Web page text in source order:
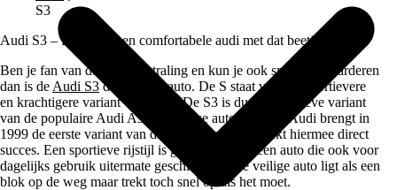
S3
Audi S3 – Rijden in een comfortabele audi met dat beetje meer
Ben je fan van de
uitstraling en kun je ook snelheid waarderen
dan is de Audi S3de perfecte auto. De S staat voor de sportievere
en krachtigere variant van Audi. De S3 is dus de sportieve variant
van de populaire Audi A3. De Duitse autofabrikant Audi brengt in
1999 de eerste variant van de S3 op markt en boekt hiermee direct
succes. Een sportieve rijstijl is geïntegreerd in een auto die ook voor
dagelijks gebruik uitermate geschikt is. Deze veilige auto ligt als een
blok op de weg maar trekt toch snel op als het moet.